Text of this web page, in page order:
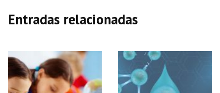
Entradas relacionadas